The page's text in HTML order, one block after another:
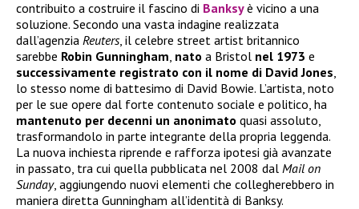
contribuito a costruire il fascino di Banksyè vicino a una
soluzione. Secondo una vasta indagine realizzata
dall’agenzia Reuters, il celebre street artist britannico
sarebbe Robin Gunningham nato a Bristol nel 1973 e
successivamente registrato con il nome di David Jones
lo stesso nome di battesimo di David Bowie. L’artista, noto
per le sue opere dal forte contenuto sociale e politico, ha
mantenuto per decenni un anonimato quasi assoluto,
trasformandolo in parte integrante della propria leggenda.
La nuova inchiesta riprende e rafforza ipotesi già avanzate
in passato, tra cui quella pubblicata nel 2008 dal Mail on
Sunday, aggiungendo nuovi elementi che collegherebbero in
maniera diretta Gunningham all’identità di Banksy.